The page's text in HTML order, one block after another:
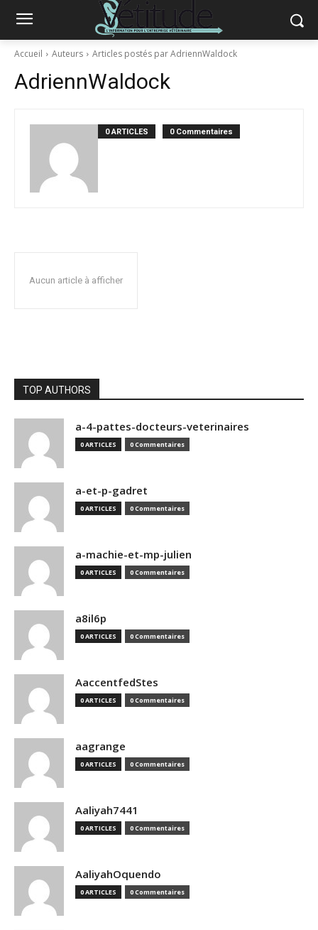
Accueil Auteurs Articles postés par AdriennWaldock
AdriennWaldock
0 ARTICLES 0 Commentaires
Aucun article à afficher
TOP AUTHORS
a-4-pattes-docteurs-veterinaires
0 ARTICLES 0 Commentaires
a-et-p-gadret
0 ARTICLES 0 Commentaires
a-machie-et-mp-julien
0 ARTICLES 0 Commentaires
a8il6p
0 ARTICLES 0 Commentaires
AaccentfedStes
0 ARTICLES 0 Commentaires
aagrange
0 ARTICLES 0 Commentaires
Aaliyah7441
0 ARTICLES 0 Commentaires
AaliyahOquendo
0 ARTICLES 0 Commentaires